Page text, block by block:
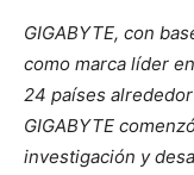
GIGABYTE, con
como marca líder
24 países
GIGABYTE
investigación y